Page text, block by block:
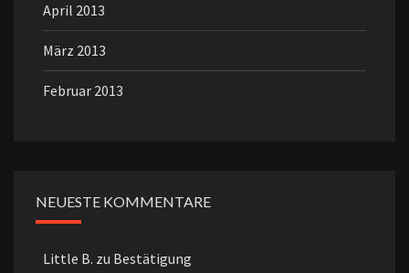
April 2013
März 2013
Februar 2013
NEUESTE KOMMENTARE
Little B. zu Bestätigung